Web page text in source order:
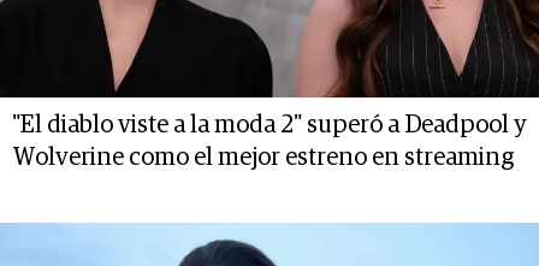
"El diablo viste a la moda 2" superó a Deadpool y
Wolverine como el mejor estreno en streaming